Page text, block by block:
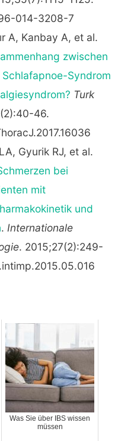
014-3208-7
A, Kanbay A, et al.
zwischen
Syndrom
Turk
46.
Gyurik RJ, et al.
bei
mit
und
. Internationale
. 2015;27(2):249-
Was Sie über IBS wissen
müssen